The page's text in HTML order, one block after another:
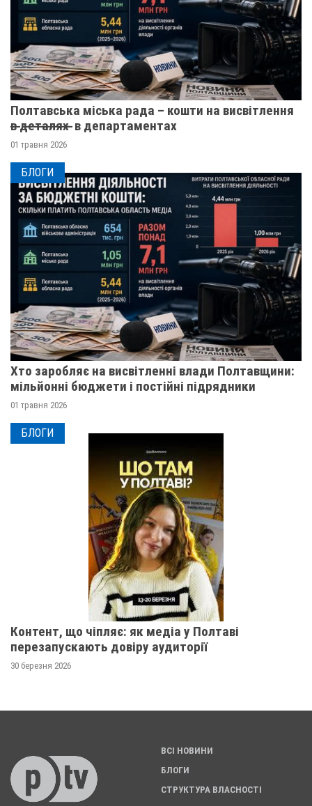
Полтавська міська рада – кошти на висвітлення
в̶ ̶д̶е̶т̶а̶л̶я̶х̶ ̶ в департаментах
01 травня 2026
БЛОГИ
Хто заробляє на висвітленні влади Полтавщини:
мільйонні бюджети і постійні підрядники
01 травня 2026
БЛОГИ
Контент, що чіпляє: як медіа у Полтаві
перезапускають довіру аудиторії
30 березня 2026
ВСІ НОВИНИ
БЛОГИ
СТРУКТУРА ВЛАСНОСТІ